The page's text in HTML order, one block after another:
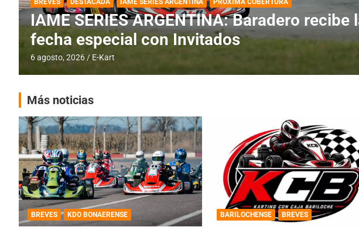
DESTACADA IAME SERIES ARGENTINA
IAME SERIES ARGENTINA: Horarios para la
fecha con Invitados
4 agosto, 2026 E-Kart
Más noticias
BREVES KDO BONAERENSE BARILOCHENSE BREVES